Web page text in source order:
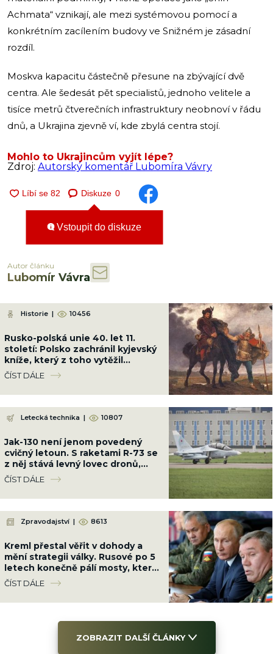
Achmata“ vznikají, ale mezi systémovou pomocí a
konkrétním zacílením budovy ve Snižném je zásadní
rozdíl.
Moskva kapacitu částečně přesune na zbývající dvě
centra. Ale šedesát pět specialistů, jednoho velitele a
tisíce metrů čtverečních infrastruktury neobnoví v řádu
dnů, a Ukrajina zjevně ví, kde zbylá centra stojí.
Mohlo to Ukrajincům vyjít lépe?
Zdroj: Autorský komentář Lubomíra Vávry
Diskuze 0
Vstoupit do diskuze
Autor článku
Lubomír Vávra
Historie | 10456
Rusko-polská unie 40. let 11.
století: Polsko zachránil kyjevský
kníže, který z toho vytěžil
maximum
ČÍST DÁLE
Letecká technika | 10807
Jak-130 není jenom povedený
cvičný letoun. S raketami R-73 se
z něj stává levný lovec dronů,
který vydrží ve vzduchu hodiny
ČÍST DÁLE
Zpravodajství | 8613
Kreml přestal věřit v dohody a
mění strategii války. Rusové po 5
letech konečně pálí mosty, které
měli spálit dávno
ČÍST DÁLE
ZOBRAZIT DALŠÍ ČLÁNKY